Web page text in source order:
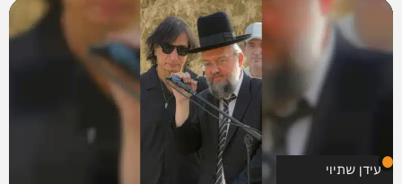
עידן שתיוי